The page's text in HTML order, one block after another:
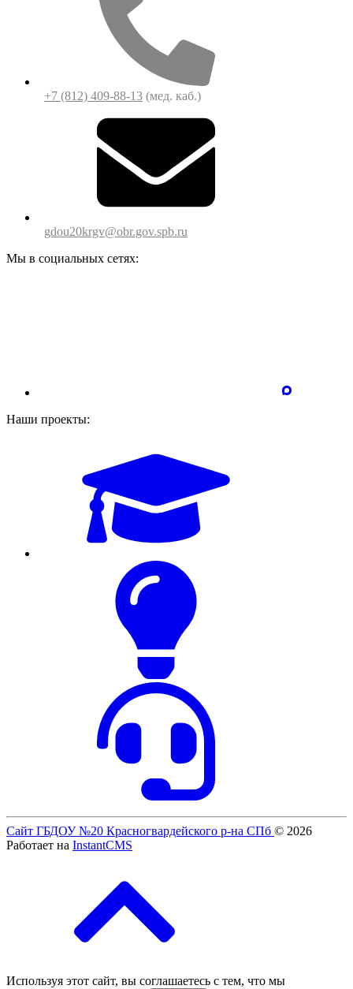
+7 (812) 409-88-13 (мед. каб.)
gdou20krgv@obr.gov.spb.ru
Мы в социальных сетях:
Наши проекты:
Сайт ГБДОУ №20 Красногвардейского р-на СПб © 2026
Работает на InstantCMS
Используя этот сайт, вы соглашаетесь с тем, что мы